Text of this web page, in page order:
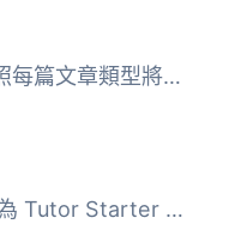
這個外掛程式可以按照每篇文章類型將文章匯出為 CSV 格式。 ...
TutorMate 是一款專為 Tutor Starter 主題設計的外掛程式，可...